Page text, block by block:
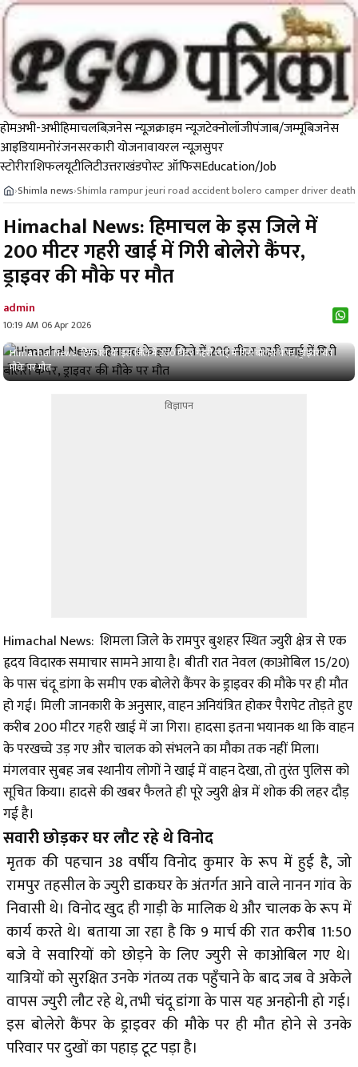
होमअभी-अभीहिमाचलबिज़नेस न्यूज़क्राइम न्यूजटेक्नोलॉजीपंजाब/जम्मूबिजनेस
आइडियामनोरंजनसरकारी योजनावायरल न्यूज़सुपर
स्टोरीराशिफलयूटीलिटीउत्तराखंडपोस्ट ऑफिसEducation/Job
›Shimla news›Shimla rampur jeuri road accident bolero camper driver death
Himachal News: हिमाचल के इस जिले में
200 मीटर गहरी खाई में गिरी बोलेरो कैंपर,
ड्राइवर की मौके पर मौत
admin
10:19 AM 06 Apr 2026
Himachal News: हिमाचल के इस जिले में 200 मीटर गहरी खाई में गिरी बोलेरो कैंपर, ड्राइवर की
मौके पर मौत
विज्ञापन
Himachal News: शिमला जिले के रामपुर बुशहर स्थित ज्युरी क्षेत्र से एक
हृदय विदारक समाचार सामने आया है। बीती रात नेवल (काओबिल 15/20)
के पास चंदू डांगा के समीप एक बोलेरो कैंपर के ड्राइवर की मौके पर ही मौत
हो गई। मिली जानकारी के अनुसार, वाहन अनियंत्रित होकर पैरापेट तोड़ते हुए
करीब 200 मीटर गहरी खाई में जा गिरा। हादसा इतना भयानक था कि वाहन
के परखच्चे उड़ गए और चालक को संभलने का मौका तक नहीं मिला।
मंगलवार सुबह जब स्थानीय लोगों ने खाई में वाहन देखा, तो तुरंत पुलिस को
सूचित किया। हादसे की खबर फैलते ही पूरे ज्युरी क्षेत्र में शोक की लहर दौड़
गई है।
सवारी छोड़कर घर लौट रहे थे विनोद
मृतक की पहचान 38 वर्षीय विनोद कुमार के रूप में हुई है, जो
रामपुर तहसील के ज्युरी डाकघर के अंतर्गत आने वाले नानन गांव के
निवासी थे। विनोद खुद ही गाड़ी के मालिक थे और चालक के रूप में
कार्य करते थे। बताया जा रहा है कि 9 मार्च की रात करीब 11:50
बजे वे सवारियों को छोड़ने के लिए ज्युरी से काओबिल गए थे।
यात्रियों को सुरक्षित उनके गंतव्य तक पहुँचाने के बाद जब वे अकेले
वापस ज्युरी लौट रहे थे, तभी चंदू डांगा के पास यह अनहोनी हो गई।
इस बोलेरो कैंपर के ड्राइवर की मौके पर ही मौत होने से उनके
परिवार पर दुखों का पहाड़ टूट पड़ा है।